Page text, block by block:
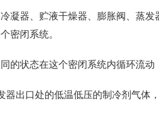
凝器、贮液干燥器、膨胀阀、蒸
密闭系统。
的状态在这个密闭系统内循环流动
器出口处的低温低压的制冷剂气体